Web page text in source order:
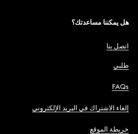
هل يمكننا مساعدتك؟
اتصل بنا
طلبي
FAQs
إلغاء الاشتراك في البريد الإلكتروني
خريطة الموقع